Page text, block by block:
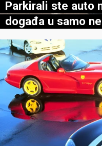
Parkirali ste auto
događa u samo